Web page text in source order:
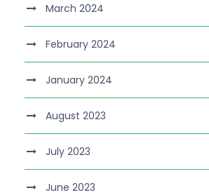
March 2024
February 2024
January 2024
August 2023
July 2023
June 2023